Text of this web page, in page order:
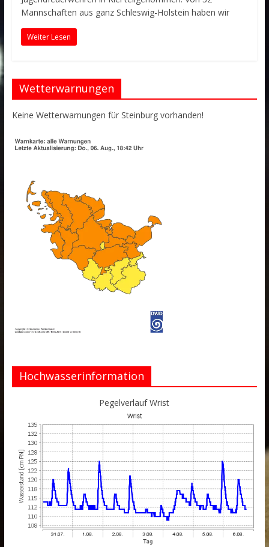
Mannschaften aus ganz Schleswig-Holstein haben wir
Weiter Lesen
Wetterwarnungen
Keine Wetterwarnungen für Steinburg vorhanden!
Hochwasserinformation
Pegelverlauf Wrist